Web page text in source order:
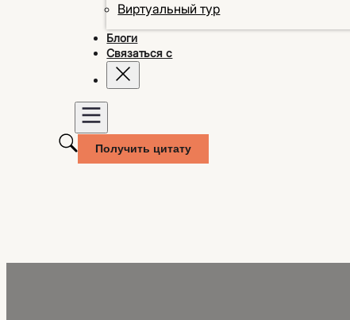
Виртуальный тур
Блоги
Связаться с
Получить цитату